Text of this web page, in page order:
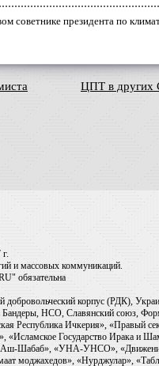
советнике президента по
ЦПТ в
и массовых коммуникаций.
обязательна
корпус (РДК),
НСО, Славянский союз,
Республика Ичкерия», «Правый
«Исламское Государство
Шабаб», «УНА-УНСО»,
моджахедов», «Нурджулар»,